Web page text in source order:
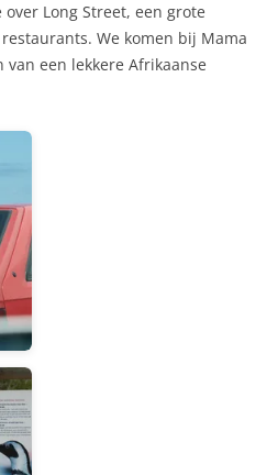
Long Street, een grote
We komen bij Mama
een lekkere Afrikaanse